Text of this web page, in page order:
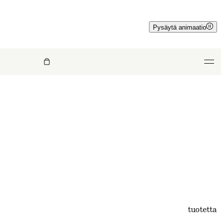
Pysäytä animaatio
tuotetta